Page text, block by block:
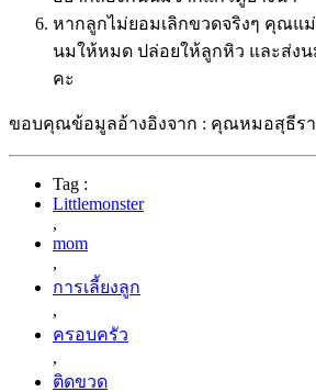
หากลูกไม่ยอมเลิกขวดจริงๆ คุณแ
นมให้หมด ปล่อยให้ลูกหิว และส่ง
คะ
ขอบคุณข้อมูลอ้างอิงจาก : คุณหมอสุธีรา
Tag :
Littlemonster
,
mom
,
การเลี้ยงลูก
,
ครอบครัว
,
ติดขวด